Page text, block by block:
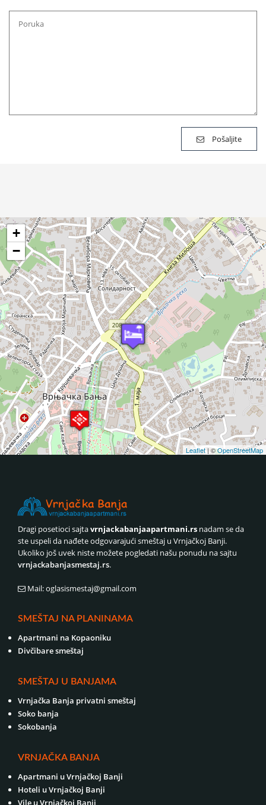
Pošaljite
+
−
Leaflet| ©OpenStreetMap
Dragi posetioci sajtavrnjackabanjaapartmani.rs nadam se da
ste uspeli da nađete odgovarajući smeštaj u Vrnjačkoj Banji.
Ukoliko još uvek niste možete pogledati našu ponudu na sajtu
vrnjackabanjasmestaj.rs.
Mail: oglasismestaj@gmail.com
SMEŠTAJ NA PLANINAMA
Apartmani na Kopaoniku
Divčibare smeštaj
SMEŠTAJ U BANJAMA
Vrnjačka Banja privatni smeštaj
Soko banja
Sokobanja
VRNJAČKA BANJA
Apartmani u Vrnjačkoj Banji
Hoteli u Vrnjačkoj Banji
Vile u Vrnjačkoj Banji